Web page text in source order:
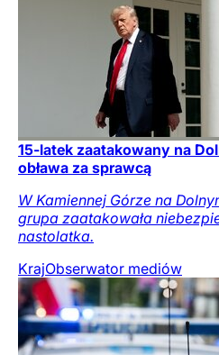
15-latek zaatakowany na
obława za sprawcą
W Kamiennej Górze na
grupa zaatakowała
nastolatka.
KrajObserwator mediów